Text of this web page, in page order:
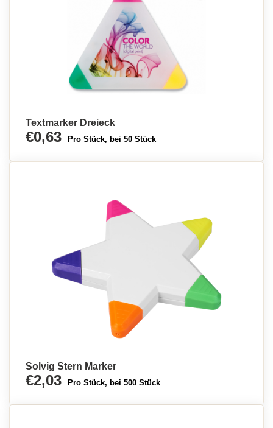
Textmarker Dreieck
€0,63 Pro Stück, bei 50 Stück
Solvig Stern Marker
€2,03 Pro Stück, bei 500 Stück